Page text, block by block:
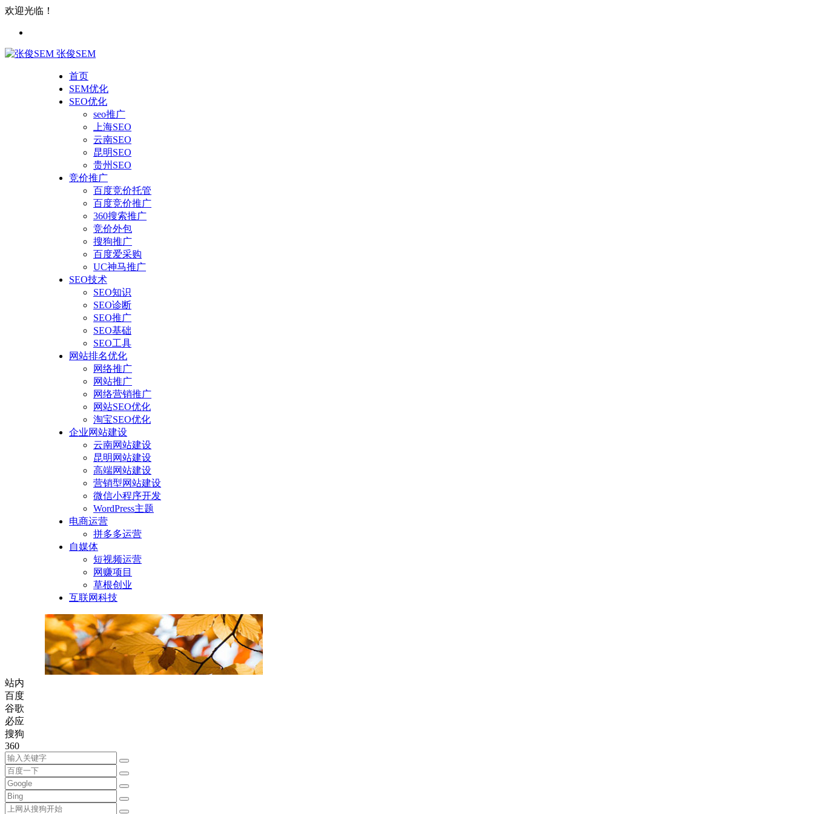
欢迎光临！
张俊SEM
首页
SEM优化
SEO优化
seo推广
上海SEO
云南SEO
昆明SEO
贵州SEO
竞价推广
百度竞价托管
百度竞价推广
360搜索推广
竞价外包
搜狗推广
百度爱采购
UC神马推广
SEO技术
SEO知识
SEO诊断
SEO推广
SEO基础
SEO工具
网站排名优化
网络推广
网站推广
网络营销推广
网站SEO优化
淘宝SEO优化
企业网站建设
云南网站建设
昆明网站建设
高端网站建设
营销型网站建设
微信小程序开发
WordPress主题
电商运营
拼多多运营
自媒体
短视频运营
网赚项目
草根创业
互联网科技
站内
百度
谷歌
必应
搜狗
360